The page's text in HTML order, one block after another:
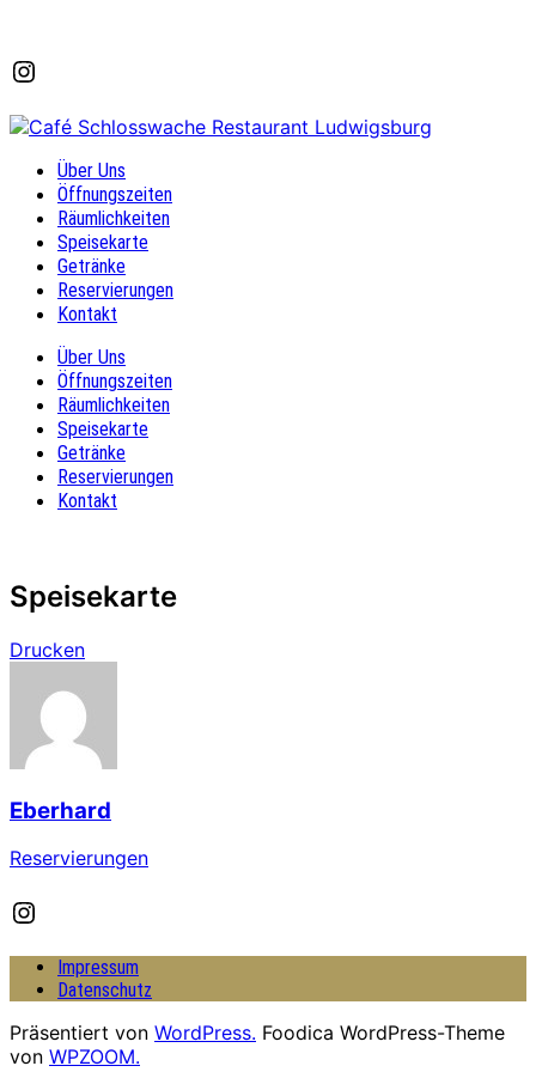
Instagram
Über Uns
Öffnungszeiten
Räumlichkeiten
Speisekarte
Getränke
Reservierungen
Kontakt
Über Uns
Öffnungszeiten
Räumlichkeiten
Speisekarte
Getränke
Reservierungen
Kontakt
Speisekarte
Drucken
Eberhard
Reservierungen
Instagram
Impressum
Datenschutz
Präsentiert von WordPress. Foodica WordPress-Theme
von WPZOOM.